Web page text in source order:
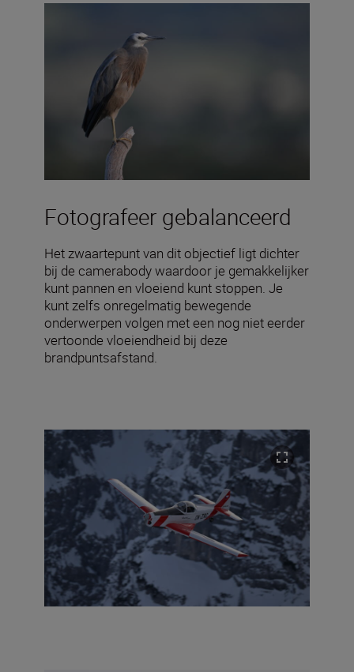
Fotografeer gebalanceerd
Het zwaartepunt van dit objectief ligt dichter
bij de camerabody waardoor je gemakkelijker
kunt pannen en vloeiend kunt stoppen. Je
kunt zelfs onregelmatig bewegende
onderwerpen volgen met een nog niet eerder
vertoonde vloeiendheid bij deze
brandpuntsafstand.